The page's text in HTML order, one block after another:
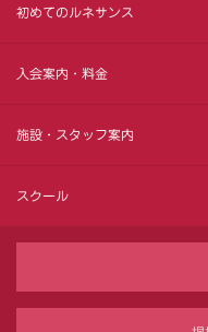
初めてのルネサンス
入会案内・料金
施設・スタッフ案内
スクール